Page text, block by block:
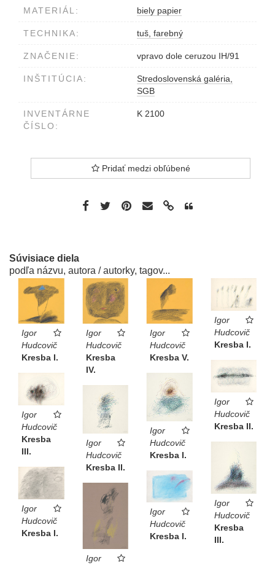
MATERIÁL: biely papier
TECHNIKA: tuš, farebný
ZNAČENIE: vpravo dole ceruzou IH/91
INŠTITÚCIA:
Stredoslovenská galéria,
SGB
INVENTÁRNE
ČÍSLO:
K 2100
Pridať medzi obľúbené
Súvisiace diela
podľa názvu, autora / autorky, tagov...
Igor
Hudcovič
Kresba I.
Igor
Hudcovič
Kresba
IV.
Igor
Hudcovič
Kresba V.
Igor
Hudcovič
Kresba I.
Igor
Hudcovič
Kresba II.
Igor
Hudcovič
Kresba
III.
Igor
Hudcovič
Kresba I.
Igor
Hudcovič
Kresba II.
Igor
Hudcovič
Kresba
III.
Igor
Hudcovič
Kresba I.
Igor
Hudcovič
Kresba I.
Igor